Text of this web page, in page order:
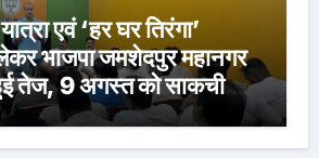
एवं ‘हर घर तिरंगा’
भाजपा जमशेदपुर महानगर
तेज, 9 अगस्त को साकची
से निकलेगी विशाल तिरंगा